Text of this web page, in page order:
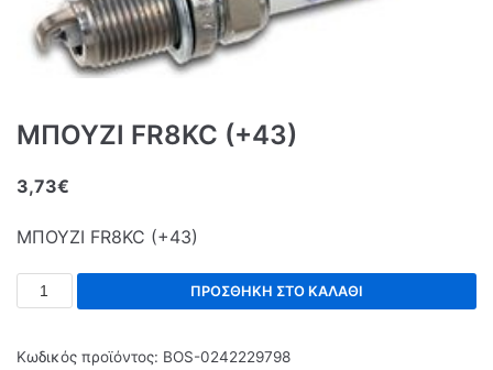
ΜΠΟΥΖΙ FR8KC (+43)
3,73€
ΜΠΟΥΖΙ FR8KC (+43)
ΠΡΟΣΘΉΚΗ ΣΤΟ ΚΑΛΆΘΙ
Κωδικός προϊόντος: BOS-0242229798